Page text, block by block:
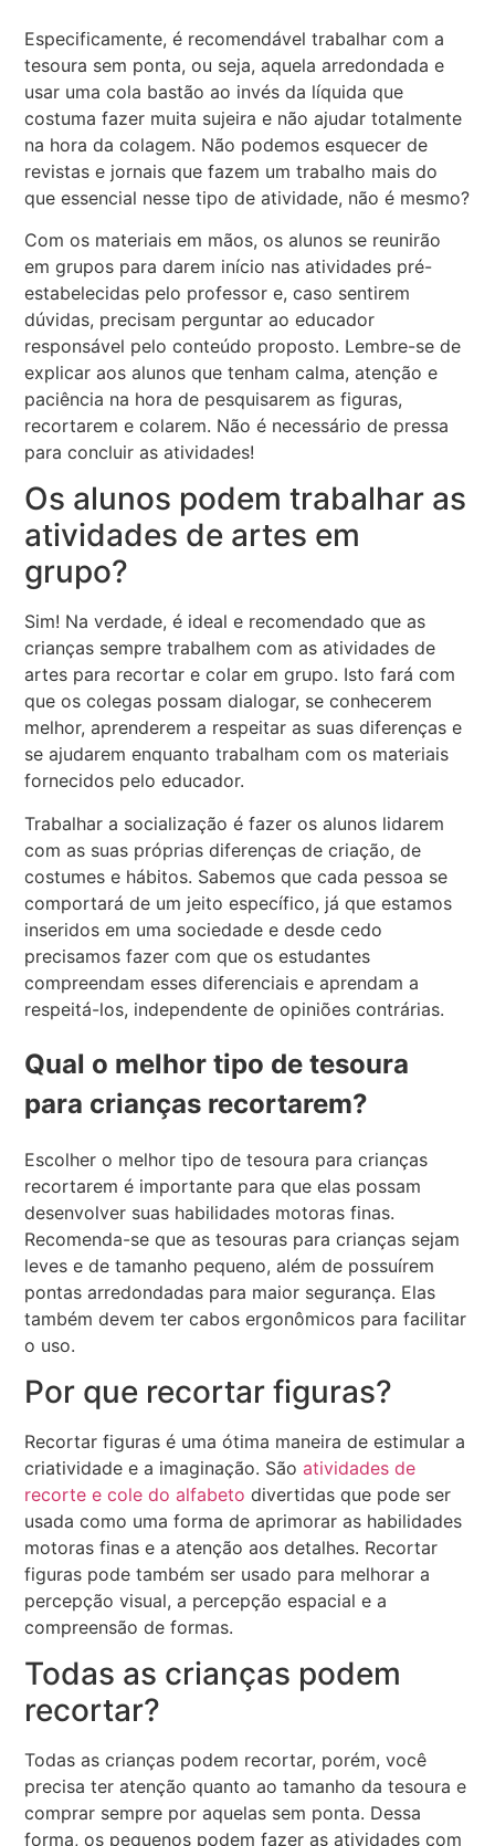
Especificamente, é recomendável trabalhar com a
tesoura sem ponta, ou seja, aquela arredondada e
usar uma cola bastão ao invés da líquida que
costuma fazer muita sujeira e não ajudar totalmente
na hora da colagem. Não podemos esquecer de
revistas e jornais que fazem um trabalho mais do
que essencial nesse tipo de atividade, não é mesmo?
Com os materiais em mãos, os alunos se reunirão
em grupos para darem início nas atividades pré-
estabelecidas pelo professor e, caso sentirem
dúvidas, precisam perguntar ao educador
responsável pelo conteúdo proposto. Lembre-se de
explicar aos alunos que tenham calma, atenção e
paciência na hora de pesquisarem as figuras,
recortarem e colarem. Não é necessário de pressa
para concluir as atividades!
Os alunos podem trabalhar as
atividades de artes em
grupo?
Sim! Na verdade, é ideal e recomendado que as
crianças sempre trabalhem com as atividades de
artes para recortar e colar em grupo. Isto fará com
que os colegas possam dialogar, se conhecerem
melhor, aprenderem a respeitar as suas diferenças e
se ajudarem enquanto trabalham com os materiais
fornecidos pelo educador.
Trabalhar a socialização é fazer os alunos lidarem
com as suas próprias diferenças de criação, de
costumes e hábitos. Sabemos que cada pessoa se
comportará de um jeito específico, já que estamos
inseridos em uma sociedade e desde cedo
precisamos fazer com que os estudantes
compreendam esses diferenciais e aprendam a
respeitá-los, independente de opiniões contrárias.
Qual o melhor tipo de tesoura
para crianças recortarem?
Escolher o melhor tipo de tesoura para crianças
recortarem é importante para que elas possam
desenvolver suas habilidades motoras finas.
Recomenda-se que as tesouras para crianças sejam
leves e de tamanho pequeno, além de possuírem
pontas arredondadas para maior segurança. Elas
também devem ter cabos ergonômicos para facilitar
o uso.
Por que recortar figuras?
Recortar figuras é uma ótima maneira de estimular a
criatividade e a imaginação. Sãoatividades de
recorte e cole do alfabeto divertidas que pode ser
usada como uma forma de aprimorar as habilidades
motoras finas e a atenção aos detalhes. Recortar
figuras pode também ser usado para melhorar a
percepção visual, a percepção espacial e a
compreensão de formas.
Todas as crianças podem
recortar?
Todas as crianças podem recortar, porém, você
precisa ter atenção quanto ao tamanho da tesoura e
comprar sempre por aquelas sem ponta. Dessa
forma, os pequenos podem fazer as atividades com